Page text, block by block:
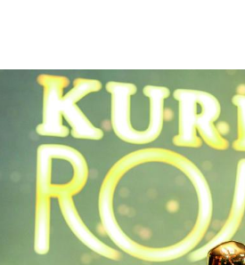
öffnen/schließen